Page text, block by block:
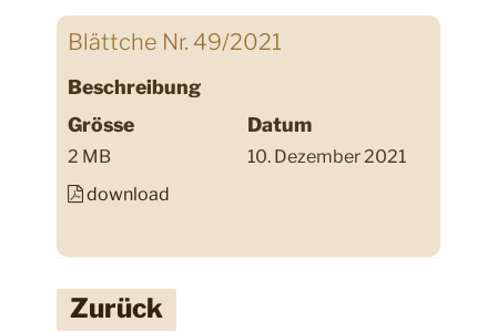
Blättche Nr. 49/2021
Beschreibung
Grösse
2 MB
Datum
10. Dezember 2021
download
Zurück